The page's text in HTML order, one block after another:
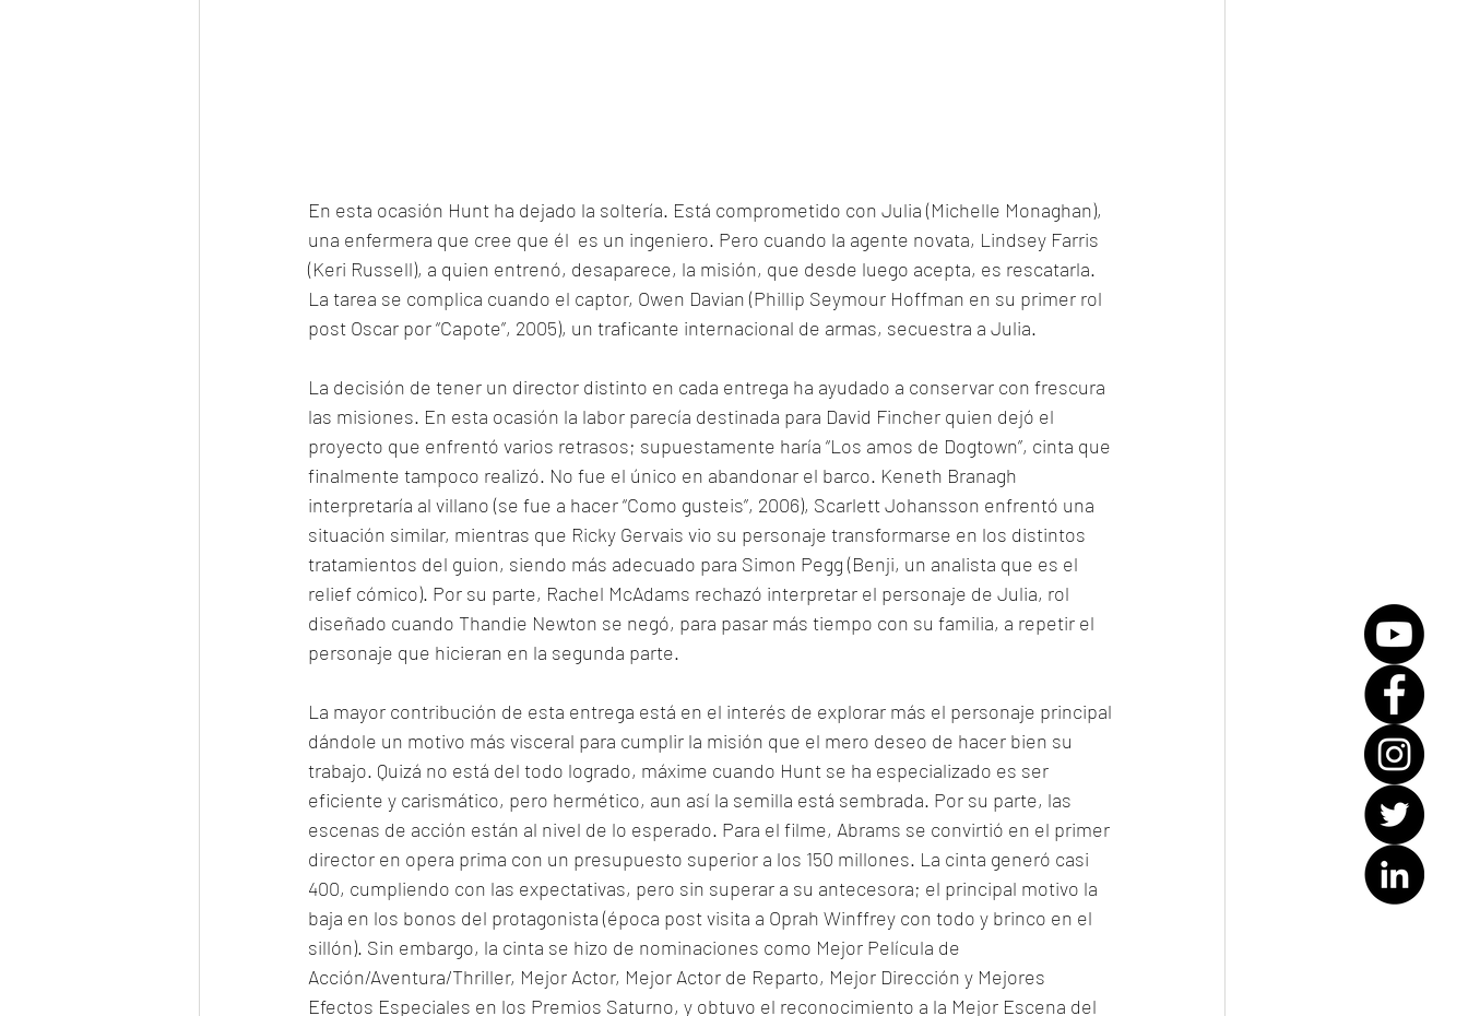
En esta ocasión Hunt ha dejado la soltería. Está comprometido con Julia (Michelle Monaghan),
una enfermera que cree que él  es un ingeniero. Pero cuando la agente novata, Lindsey Farris
(Keri Russell), a quien entrenó, desaparece, la misión, que desde luego acepta, es rescatarla.
La tarea se complica cuando el captor, Owen Davian (Phillip Seymour Hoffman en su primer rol
post Oscar por “Capote”, 2005), un traficante internacional de armas, secuestra a Julia.
La decisión de tener un director distinto en cada entrega ha ayudado a conservar con frescura
las misiones. En esta ocasión la labor parecía destinada para David Fincher quien dejó el
proyecto que enfrentó varios retrasos; supuestamente haría “Los amos de Dogtown”, cinta que
finalmente tampoco realizó. No fue el único en abandonar el barco. Keneth Branagh
interpretaría al villano (se fue a hacer “Como gusteis”, 2006), Scarlett Johansson enfrentó una
situación similar, mientras que Ricky Gervais vio su personaje transformarse en los distintos
tratamientos del guion, siendo más adecuado para Simon Pegg (Benji, un analista que es el
relief cómico). Por su parte, Rachel McAdams rechazó interpretar el personaje de Julia, rol
diseñado cuando Thandie Newton se negó, para pasar más tiempo con su familia, a repetir el
personaje que hicieran en la segunda parte.
La mayor contribución de esta entrega está en el interés de explorar más el personaje principal
dándole un motivo más visceral para cumplir la misión que el mero deseo de hacer bien su
trabajo. Quizá no está del todo logrado, máxime cuando Hunt se ha especializado es ser
eficiente y carismático, pero hermético, aun así la semilla está sembrada. Por su parte, las
escenas de acción están al nivel de lo esperado. Para el filme, Abrams se convirtió en el primer
director en opera prima con un presupuesto superior a los 150 millones. La cinta generó casi
400, cumpliendo con las expectativas, pero sin superar a su antecesora; el principal motivo la
baja en los bonos del protagonista (época post visita a Oprah Winffrey con todo y brinco en el
sillón). Sin embargo, la cinta se hizo de nominaciones como Mejor Película de
Acción/Aventura/Thriller, Mejor Actor, Mejor Actor de Reparto, Mejor Dirección y Mejores
Efectos Especiales en los Premios Saturno, y obtuvo el reconocimiento a la Mejor Escena del